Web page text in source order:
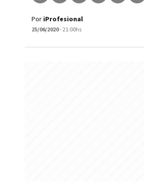
Por iProfesional
25/06/2020- 21:00hs